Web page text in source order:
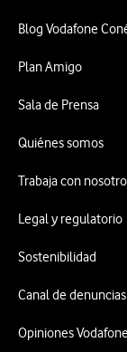
Blog Vodafone
Plan Amigo
Sala de Prensa
Quiénes somos
Trabaja con
Legal y regulatorio
Sostenibilidad
Canal de
Opiniones